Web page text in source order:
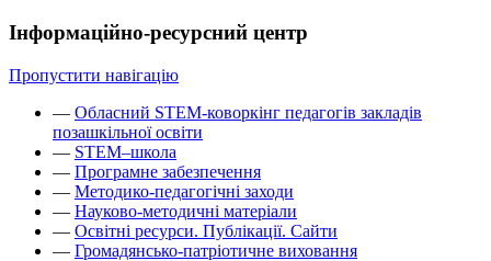
Інформаційно-ресурсний центр
Пропустити навігацію
— Обласний STEM-коворкінг педагогів закладів
позашкільної освіти
— STEM–школа
— Програмне забезпечення
— Методико-педагогічні заходи
— Науково-методичні матеріали
— Освітні ресурси. Публікації. Сайти
— Громадянсько-патріотичне виховання